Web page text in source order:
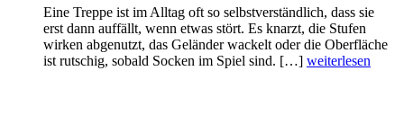
Eine Treppe ist im Alltag oft so selbstverständlich, dass sie
erst dann auffällt, wenn etwas stört. Es knarzt, die Stufen
wirken abgenutzt, das Geländer wackelt oder die Oberfläche
ist rutschig, sobald Socken im Spiel sind. […] weiterlesen